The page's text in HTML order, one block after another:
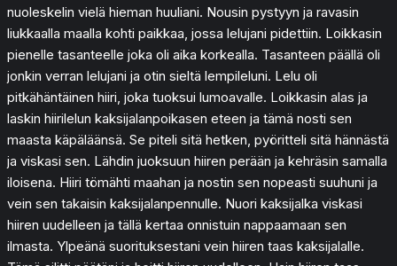
nuoleskelin vielä hieman huuliani. Nousin pystyyn ja ravasin
liukkaalla maalla kohti paikkaa, jossa lelujani pidettiin. Loikkasin
pienelle tasanteelle joka oli aika korkealla. Tasanteen päällä oli
jonkin verran lelujani ja otin sieltä lempileluni. Lelu oli
pitkähäntäinen hiiri, joka tuoksui lumoavalle. Loikkasin alas ja
laskin hiirilelun kaksijalanpoikasen eteen ja tämä nosti sen
maasta käpäläänsä. Se piteli sitä hetken, pyöritteli sitä hännästä
ja viskasi sen. Lähdin juoksuun hiiren perään ja kehräsin samalla
iloisena. Hiiri tömähti maahan ja nostin sen nopeasti suuhuni ja
vein sen takaisin kaksijalanpennulle. Nuori kaksijalka viskasi
hiiren uudelleen ja tällä kertaa onnistuin nappaamaan sen
ilmasta. Ylpeänä suorituksestani vein hiiren taas kaksijalalle.